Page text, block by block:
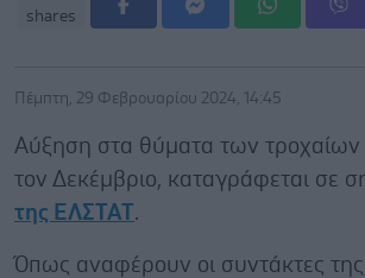
shares
Πέμπτη, 29 Φεβρουαρίου 2024, 14:45
Αύξηση στα θύματα των
τον Δεκέμβριο, καταγράφεται σε
της ΕΛΣΤΑΤ.
Όπως αναφέρουν οι συντάκτες